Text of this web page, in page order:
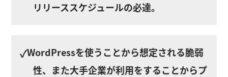
リリーススケジュールの必達。
✓WordPressを使うことから想定される脆弱
性、また大手企業が利用をすることからプ